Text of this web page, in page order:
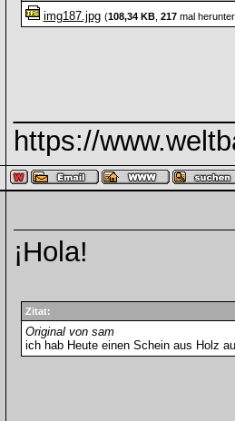
img187.jpg (108,34 KB, 217mal
https://
¡Hola!
Zitat:
Original von sam
ich hab Heute einen Schein aus Holz